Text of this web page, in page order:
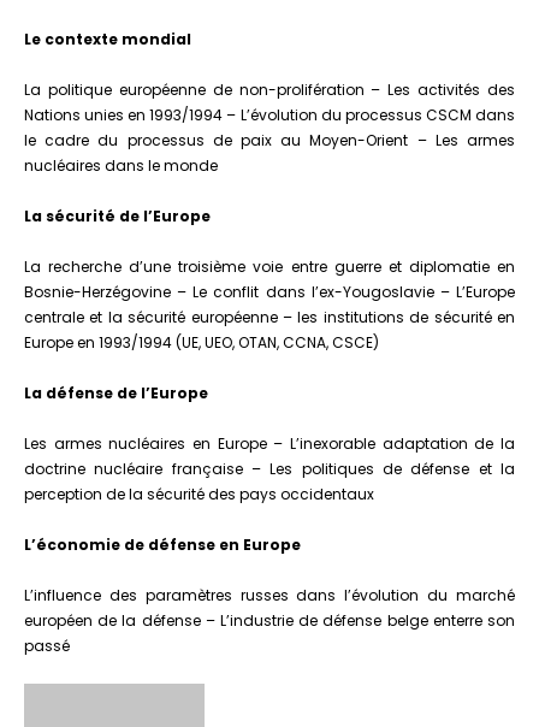
Le contexte mondial
La politique européenne de non-prolifération – Les activités des
Nations unies en 1993/1994 – L’évolution du processus CSCM dans
le cadre du processus de paix au Moyen-Orient – Les armes
nucléaires dans le monde
La sécurité de l’Europe
La recherche d’une troisième voie entre guerre et diplomatie en
Bosnie-Herzégovine – Le conflit dans l’ex-Yougoslavie – L’Europe
centrale et la sécurité européenne – les institutions de sécurité en
Europe en 1993/1994 (UE, UEO, OTAN, CCNA, CSCE)
La défense de l’Europe
Les armes nucléaires en Europe – L’inexorable adaptation de la
doctrine nucléaire française – Les politiques de défense et la
perception de la sécurité des pays occidentaux
L’économie de défense en Europe
L’influence des paramètres russes dans l’évolution du marché
européen de la défense – L’industrie de défense belge enterre son
passé